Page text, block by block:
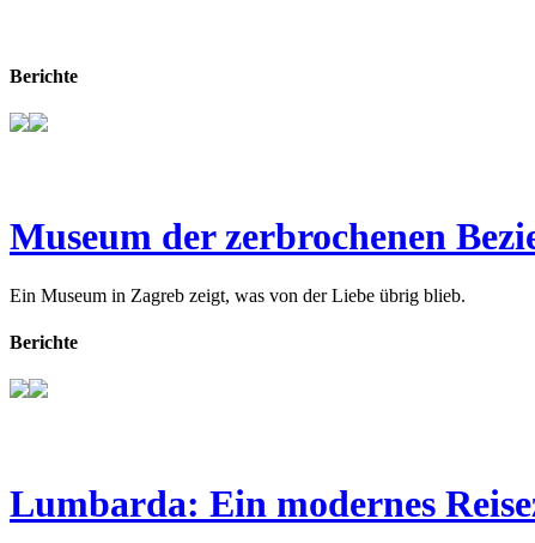
Berichte
Museum der zerbrochenen
Ein Museum in Zagreb zeigt, was von der Liebe übrig blieb.
Berichte
Lumbarda: Ein modernes